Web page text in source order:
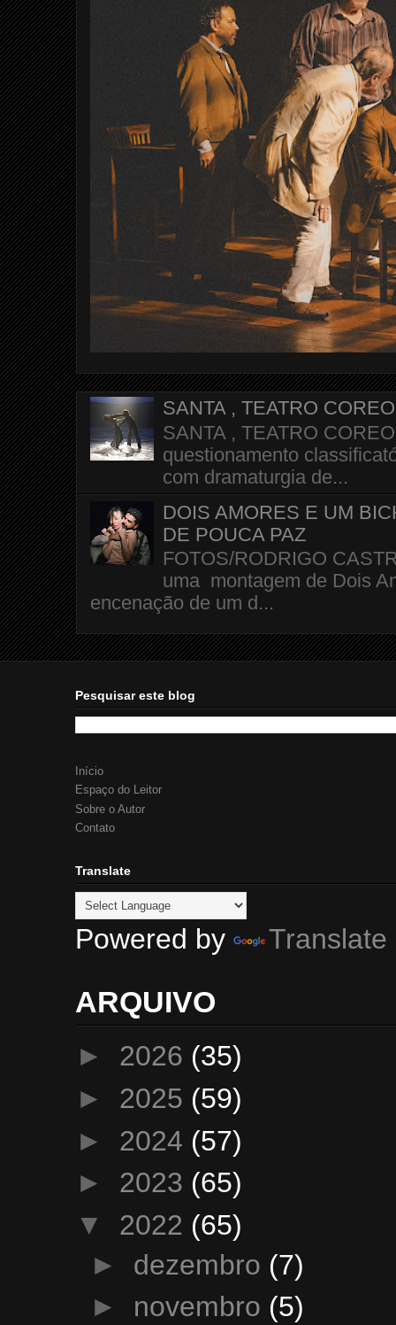
SANTA , TEATRO
SANTA , TEATRO
questionamento
com dramaturgia de...
DOIS AMORES E UM
DE POUCA PAZ
FOTOS/RODRIGO
uma montagem de Dois
encenação de um d...
Pesquisar este blog
Início
Espaço do Leitor
Sobre o Autor
Contato
Translate
Powered by Translate
ARQUIVO
► 2026 (35)
► 2025 (59)
► 2024 (57)
► 2023 (65)
▼ 2022 (65)
► dezembro (7)
► novembro (5)